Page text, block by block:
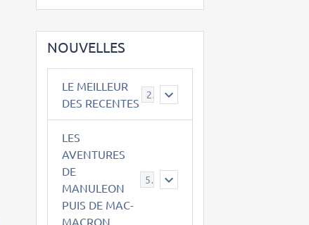
NOUVELLES
LE MEILLEUR
DES RECENTES
2
LES
AVENTURES
DE
MANULEON
PUIS DE MAC-
MACRON
543